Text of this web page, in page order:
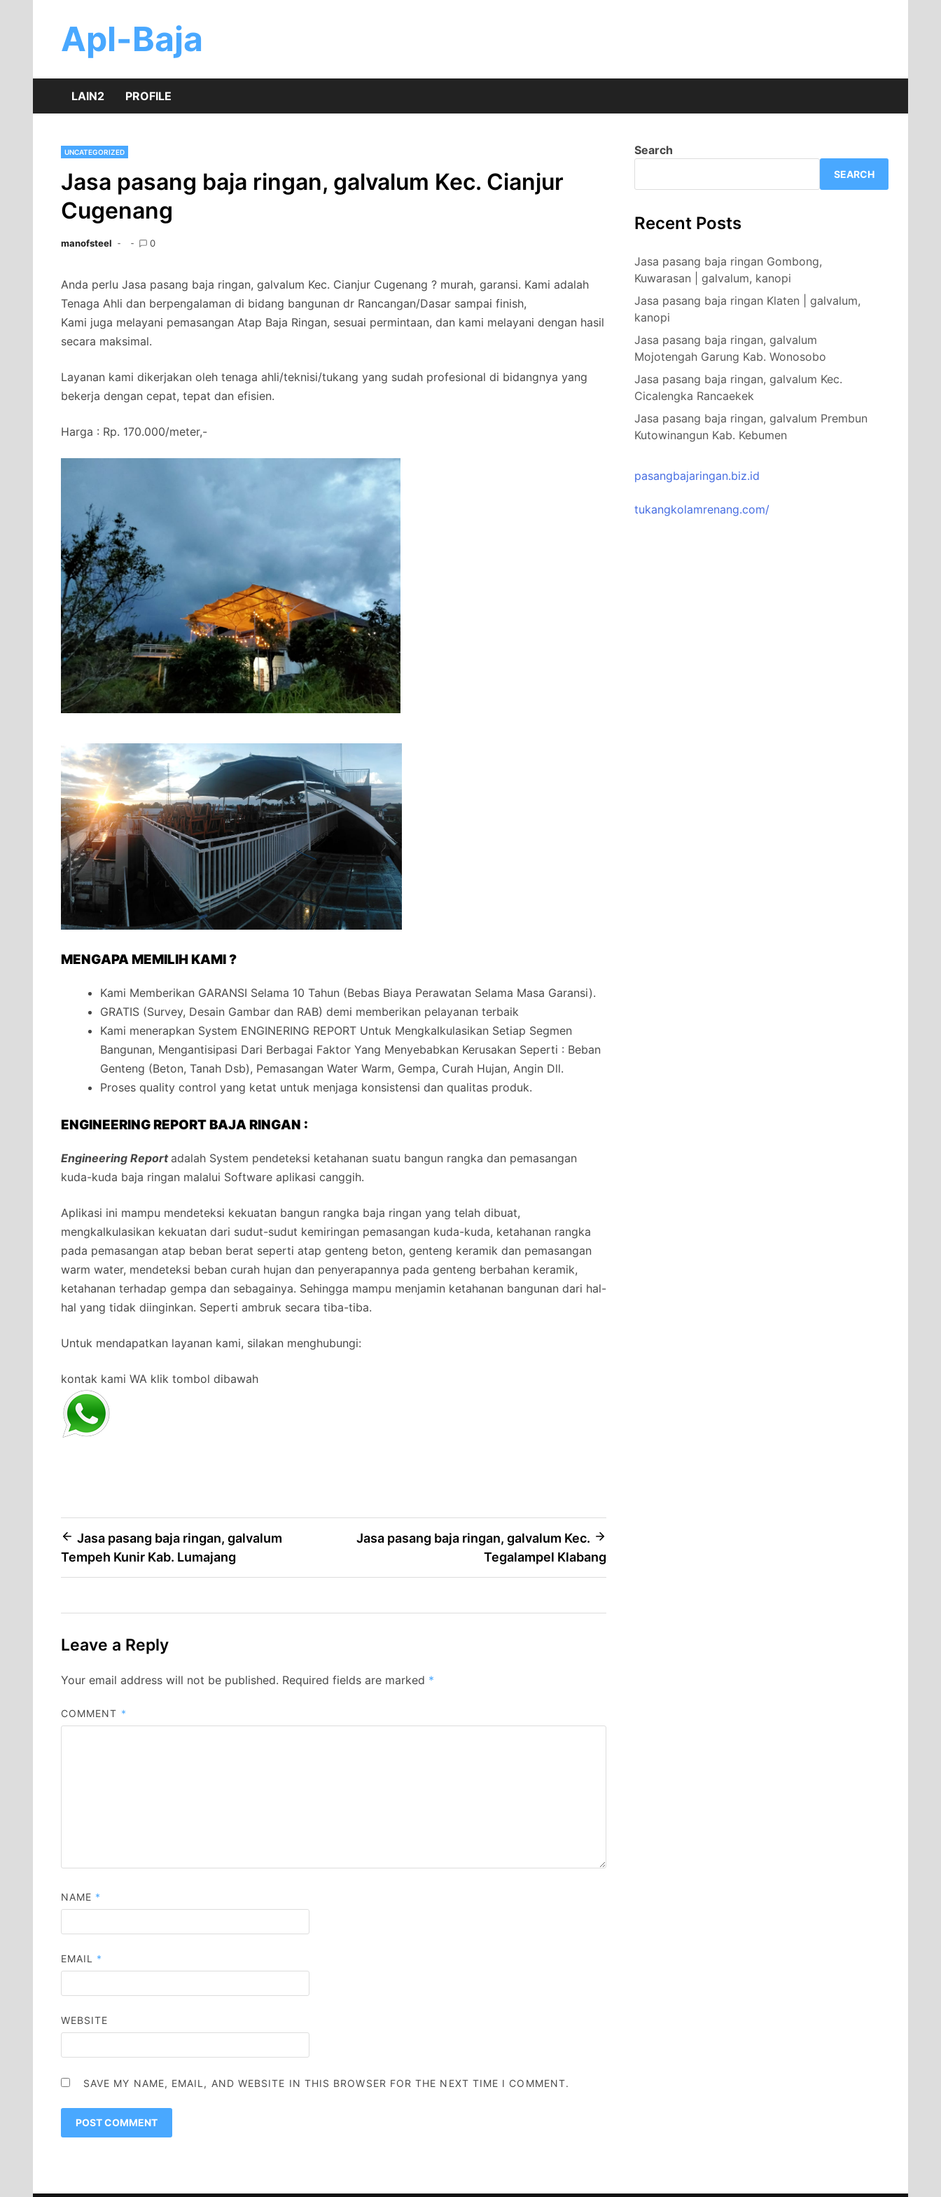
contentApl-Baja
LAIN2 PROFILE
UNCATEGORIZED
Jasa pasang baja ringan, galvalum Kec. Cianjur
Cugenang
manofsteel 0
Anda perlu Jasa pasang baja ringan, galvalum Kec. Cianjur Cugenang ? murah, garansi. Kami adalah
Tenaga Ahli dan berpengalaman di bidang bangunan dr Rancangan/Dasar sampai finish,
Kami juga melayani pemasangan Atap Baja Ringan, sesuai permintaan, dan kami melayani dengan hasil
secara maksimal.
Layanan kami dikerjakan oleh tenaga ahli/teknisi/tukang yang sudah profesional di bidangnya yang
bekerja dengan cepat, tepat dan efisien.
Harga : Rp. 170.000/meter,-
MENGAPA MEMILIH KAMI ?
Kami Memberikan GARANSI Selama 10 Tahun (Bebas Biaya Perawatan Selama Masa Garansi).
GRATIS (Survey, Desain Gambar dan RAB) demi memberikan pelayanan terbaik
Kami menerapkan System ENGINERING REPORT Untuk Mengkalkulasikan Setiap Segmen
Bangunan, Mengantisipasi Dari Berbagai Faktor Yang Menyebabkan Kerusakan Seperti : Beban
Genteng (Beton, Tanah Dsb), Pemasangan Water Warm, Gempa, Curah Hujan, Angin Dll.
Proses quality control yang ketat untuk menjaga konsistensi dan qualitas produk.
ENGINEERING REPORT BAJA RINGAN :
Engineering Reportadalah System pendeteksi ketahanan suatu bangun rangka dan pemasangan
kuda-kuda baja ringan malalui Software aplikasi canggih.
Aplikasi ini mampu mendeteksi kekuatan bangun rangka baja ringan yang telah dibuat,
mengkalkulasikan kekuatan dari sudut-sudut kemiringan pemasangan kuda-kuda, ketahanan rangka
pada pemasangan atap beban berat seperti atap genteng beton, genteng keramik dan pemasangan
warm water, mendeteksi beban curah hujan dan penyerapannya pada genteng berbahan keramik,
ketahanan terhadap gempa dan sebagainya. Sehingga mampu menjamin ketahanan bangunan dari hal-
hal yang tidak diinginkan. Seperti ambruk secara tiba-tiba.
Untuk mendapatkan layanan kami, silakan menghubungi:
kontak kami WA klik tombol dibawah
Post
navigation
Jasa pasang baja ringan, galvalum
Tempeh Kunir Kab. Lumajang
Jasa pasang baja ringan, galvalum Kec.
Tegalampel Klabang
Leave a Reply
Your email address will not be published. Required fields are marked *
COMMENT *
NAME *
EMAIL *
WEBSITE
SAVE MY NAME, EMAIL, AND WEBSITE IN THIS BROWSER FOR THE NEXT TIME I COMMENT.
Search
SEARCH
Recent Posts
Jasa pasang baja ringan Gombong,
Kuwarasan | galvalum, kanopi
Jasa pasang baja ringan Klaten | galvalum,
kanopi
Jasa pasang baja ringan, galvalum
Mojotengah Garung Kab. Wonosobo
Jasa pasang baja ringan, galvalum Kec.
Cicalengka Rancaekek
Jasa pasang baja ringan, galvalum Prembun
Kutowinangun Kab. Kebumen
pasangbajaringan.biz.id
tukangkolamrenang.com/